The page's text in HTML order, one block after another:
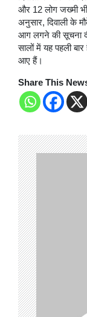
और 12 लोग जख्मी भी
अनुसार, दिवाली के
आग लगने की सूचना दी
सालों में यह पहली
आए हैं।
Share This